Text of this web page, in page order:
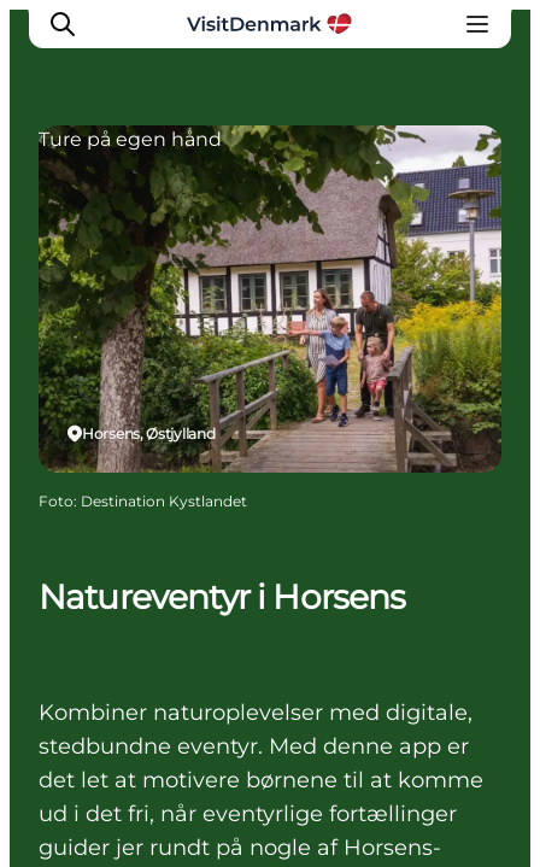
Inspiration
Destinationer
Oplevelser
Overnatning
Planlæg ferien
Natureventyr i Horsens
Kombiner naturoplevelser med digitale,
stedbundne eventyr. Med denne app er
det let at motivere børnene til at komme
ud i det fri, når eventyrlige fortællinger
guider jer rundt på nogle af Horsens-
Horsens, Østjylland
Ture på egen hånd
Foto: Destination Kystlandet